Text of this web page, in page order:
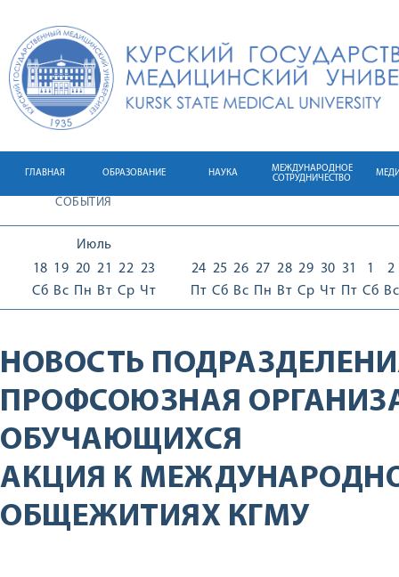
ГЛАВНАЯ ОБРАЗОВАНИЕ НАУКА
МЕЖДУНАРОДНОЕ
СОТРУДНИЧЕСТВО
СОБЫТИЯ
Июль
18
Сб
19
Вс
20
Пн
21
Вт
22
Ср
23
Чт
24
Пт
25
Сб
26
Вс
27
Пн
28
Вт
29
Ср
30
Чт
31
Пт
1
Сб
2
Вс
НОВОСТЬ
ПРОФСОЮЗНАЯ
ОБУЧАЮЩИХСЯ
АКЦИЯ К
ОБЩЕЖИТИЯХ КГМУ